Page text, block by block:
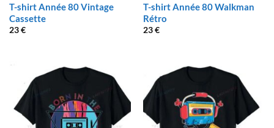
T-shirt Année 80 Vintage
Cassette
23€
T-shirt Année 80 Walkman
Rétro
23€